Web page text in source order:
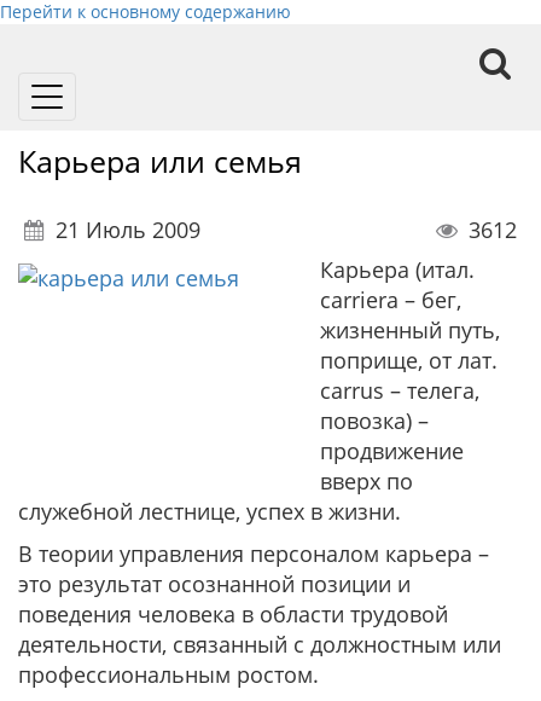
Перейти к основному содержанию
Toggle
Карьера или семья
21 Июль 2009
3612
Карьера (итал.
carriera – бег,
жизненный путь,
поприще, от лат.
carrus – телега,
повозка) –
продвижение
вверх по
служебной лестнице, успех в жизни.
В теории управления персоналом карьера –
это результат осознанной позиции и
поведения человека в области трудовой
деятельности, связанный с должностным или
профессиональным ростом.